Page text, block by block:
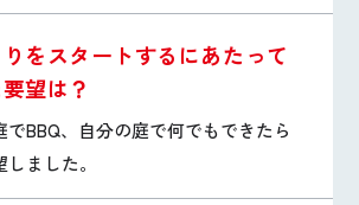
をスタートするにあたって
望は？
でBBQ、自分の庭で何でもできたら
ました。